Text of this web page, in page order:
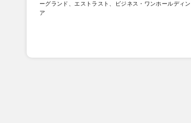
ーグランド、エストラスト、ビジネス・ワンホールディ
ア